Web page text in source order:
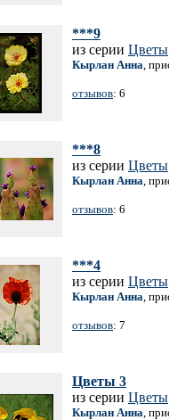
***9
из серии Цветы
Кырлан Анна,
отзывов: 6
***8
из серии Цветы
Кырлан Анна,
отзывов: 6
***4
из серии Цветы
Кырлан Анна,
отзывов: 7
Цветы 3
из серии Цветы
Кырлан Анна,